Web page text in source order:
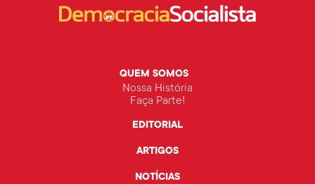
QUEM SOMOS
Nossa História
Faça Parte!
EDITORIAL
ARTIGOS
NOTÍCIAS